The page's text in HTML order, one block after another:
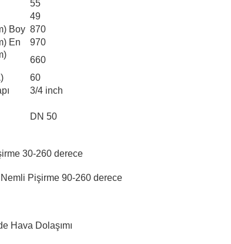
55
49
Boy 870
En
970
660
60
3/4 inch
DN 50
30-260 derece
Pişirme 90-260 derece
Hava Dolaşımı